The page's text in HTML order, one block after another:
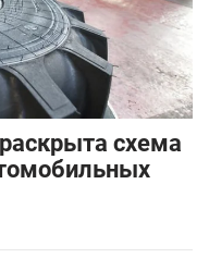
схема